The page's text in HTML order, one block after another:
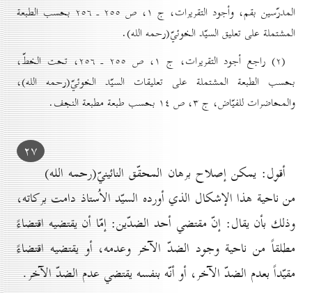
المدرّسين بقم، وأجود التقريرات، ج ۱، ص ۲٥٥ ـ ۲٥٦ بحسب الطبعة
المشتملة على تعليق السيّد الخوئيّ(رحمه الله).
(۲) راجع أجود التقريرات، ج ۱، ص ۲٥٥ ـ ۲٥٦، تحت الخطّ،
بحسب الطبعة المشتملة على تعليقات السيّد الخوئيّ(رحمه الله)،
والمحاضرات للفيّاض، ج ۳، ص ۱٤ بحسب طبعة مطبعة النجف.
۲۷
أقول: يمكن إصلاح برهان المحقّق النائينيّ(رحمه الله)
من ناحية هذا الإشكال الذي أورده السيّد الاُستاذ دامت بركاته،
وذلك بأن يقال: إنّ مقتضي أحد الضدّين: إمّا أن يقتضيه اقتضاءً
مطلقاً من ناحية وجود الضدّ الآخر وعدمه، أو يقتضيه اقتضاءً
مقيّداً بعدم الضدّ الآخر، أو أنّه بنفسه يقتضي عدم الضدّ الآخر.